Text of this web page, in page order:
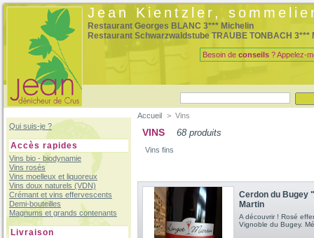
Jean Kientzler,
Restaurant Georges BLANC 3*** Michelin
Restaurant Schwarzwaldstube TRAUBE TONBACH 3***
Besoin de conseils ? Appelez-
Qui suis-je ?
Accès rapides
Vins bio - biodynamie
Vins rosés
Vins moelleux et liquoreux
Vins doux naturels (VDN)
Crémant et vins effervescents
Demi-bouteilles
Magnums et grands contenants
Livraison
Accueil > Vins
VINS 68 produits
Vins fins
Cerdon du Bugey
Martin
A découvrir ! Rosé
Vignoble du Bugey.